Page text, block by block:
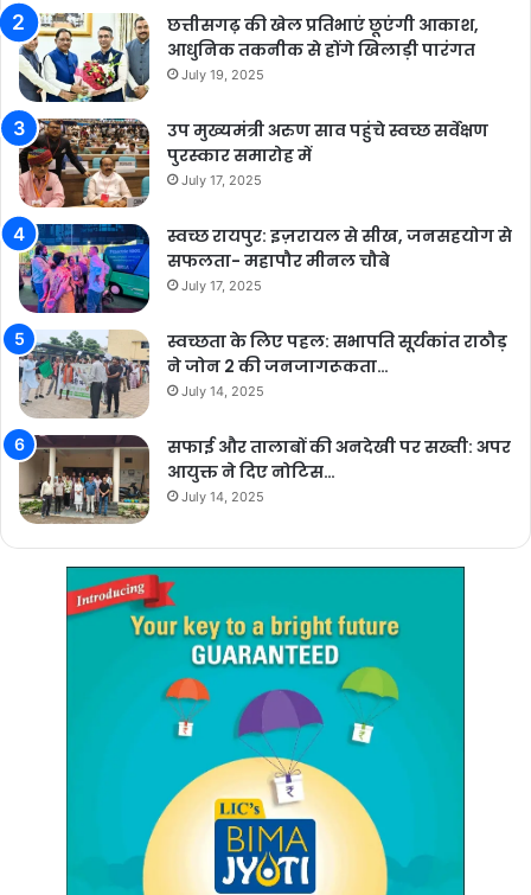
छत्तीसगढ़ की खेल प्रतिभाएं छूएंगी आकाश,
आधुनिक तकनीक से होंगे खिलाड़ी पारंगत
July 19, 2025
उप मुख्यमंत्री अरुण साव पहुंचे स्वच्छ सर्वेक्षण
पुरस्कार समारोह में
July 17, 2025
स्वच्छ रायपुर: इज़रायल से सीख, जनसहयोग से
सफलता- महापौर मीनल चौबे
July 17, 2025
स्वच्छता के लिए पहल: सभापति सूर्यकांत राठौड़
ने जोन 2 की जनजागरूकता…
July 14, 2025
सफाई और तालाबों की अनदेखी पर सख्ती: अपर
आयुक्त ने दिए नोटिस…
July 14, 2025